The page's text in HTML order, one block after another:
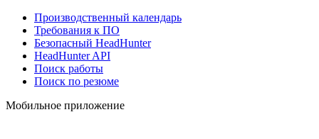
Производственный календарь
Требования к ПО
Безопасный HeadHunter
HeadHunter API
Поиск работы
Поиск по резюме
Мобильное приложение